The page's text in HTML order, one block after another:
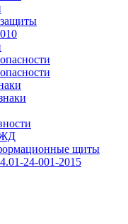
щиты
24-001-2015